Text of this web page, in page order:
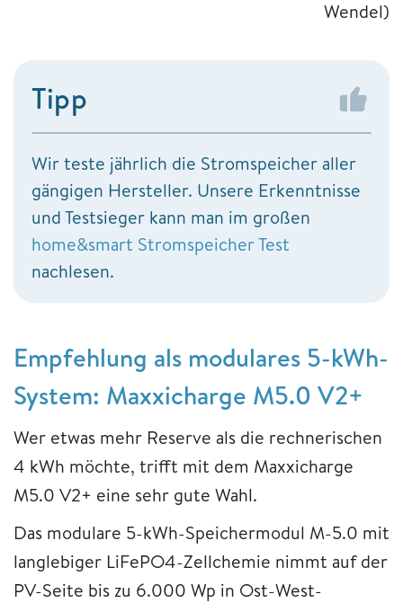
Wendel)
Tipp
Wir teste jährlich die Stromspeicher aller
gängigen Hersteller. Unsere Erkenntnisse
und Testsieger kann man im großen
home&smart Stromspeicher Test
nachlesen.
Empfehlung als modulares 5-kWh-
System: Maxxicharge M5.0 V2+
Wer etwas mehr Reserve als die rechnerischen
4 kWh möchte, trifft mit dem Maxxicharge
M5.0 V2+ eine sehr gute Wahl.
Das modulare 5-kWh-Speichermodul M-5.0 mit
langlebiger LiFePO4-Zellchemie nimmt auf der
PV-Seite bis zu 6.000 Wp in Ost-West-